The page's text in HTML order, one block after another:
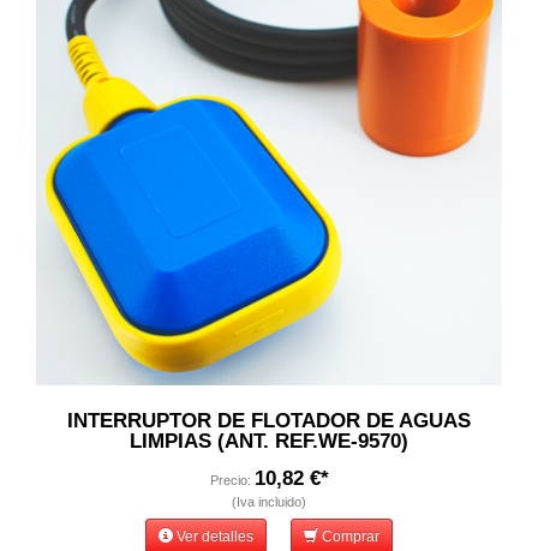
INTERRUPTOR DE FLOTADOR DE AGUAS
LIMPIAS (ANT. REF.WE-9570)
Precio: 10,82 €*
(Iva incluido)
Ver detalles Comprar